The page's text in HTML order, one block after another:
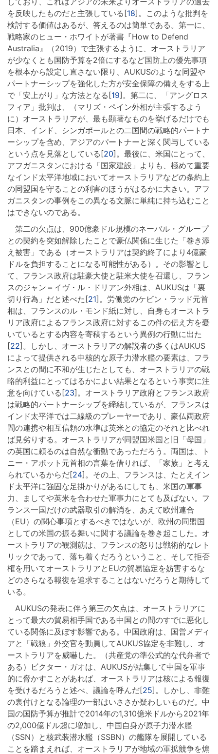
を反映したものだと主張している[18]。このような批判を
検討する価値はあるが、答えるのは簡単である。第一に、
戦略家のヒュー・ホワイトが著書『How to Defend
Australia』（2019）で主張するように、オーストラリア
が少なくとも国防予算を2倍にするなど国防上の優先事項
を根本から設定し直さない限り、AUKUSのような同盟や
パートナーシップを強化した方が安全保障の備えをする上
で「安上がり」な方法となる[19]。第二に、「アングロス
フィア」批判は、（マリズ・ペイン外相が主張するよう
に）オーストラリアが、最も顕著なものを挙げるだけでも
日本、インド、シンガポールとの二国間の戦略的パートナ
ーシップを含め、アジアのパートナーと深く関与している
という点を見落としている[20]。最後に、米国にとって、
アフガニスタンにおける「国家建設」よりも、極めて重要
なインド太平洋地域においてオーストラリアなどの条約上
の同盟国を守ることの利害のほうがはるかに大きい。アフ
ガニスタンの事例をこの異なる文脈に単純に持ち込むこと
はできないのである。
第二の欠点は、900億豪ドル規模のネーバル・グループ
との契約を突如解除したことで豪仏関係に生じた「巻き添
え被害」である（オーストラリアは契約終了により4億豪
ドルを負担することになる可能性がある）。その影響とし
て、フランス政府は駐豪大使と駐米大使を召還し、フラン
スのジャン＝イヴ・ル・ドリアン外相は、AUKUSは「裏
切り行為」だと述べた[21]。労働党のケビン・ラッド元首
相は、フランスのル・モンド紙に対し、自身もオーストラ
リア政府によるフランス政府に対するこの件の伝え方を憂
いているとする内容を寄稿するという異例の行動に出た
[22]。しかし、オーストラリアの解説者の多くはAUKUS
によって提供される中核的な原子力潜水艦の要素は、フラ
ンスとの間に不和が生じたとしても、オーストラリアの戦
略的利益にとってはるかによい結果となるという事実に注
意を向けている[23]。オーストラリア政府とフランス政府
は戦略的パートナーシップを締結しているが、フランスは
インド太平洋では二線級のプレーヤーであり、豪仏両政府
間の連携や相互信頼の水準は英米との協定のそれと比べれ
ば見劣りする。オーストラリアが同盟国米国と旧「母国」
の英国に頼るのは自然な衝動であっただろう。両国は、ト
ニー・アボット元首相の言葉を借りれば、「家族」と考え
られているからだ[24]。その上、フランスは、たとえイン
ド太平洋に強固な足掛かりがあるにしても、米国の軍事
力、ましてや英米を合わせた軍事力にとても及ばない。フ
ランス一国だけの武器取引の解消を、あえて欧州連合
（EU）の関心事項とするべきではないが、欧州の同盟国
としての米国の振る舞いに関する議論を巻き起こした。オ
ーストラリアの観測筋は、フランスの怒りは戦術的なレト
リックであって、落ち着くだろうということ、そして拒否
権を用いてオーストラリアとEUの貿易協定を妨害するな
どのさらなる報復を追求することはないだろうと期待して
いる。
AUKUSの発表に伴う第三の欠点は、オーストラリアに
とって最大の貿易相手国である中国との間のすでに悪化し
ている関係に及ぼす影響である。中国政府は、国営メディ
アと「戦狼」外交官を動員してAUKUS協定を非難し、オ
ーストラリアを威嚇した。（共産党の準公式的な代弁者で
ある）ビクター・ガオは、AUKUSが結集して中国を軍事
的に脅かすことがあれば、オーストラリアは核による報復
を受けるだろうと述べ、議論を呼んだ[25]。しかし、非難
の裏付けとなる論理の一部はいささか疑わしいものだ。中
国の国防予算が推計で2014年の1,310億米ドルから2021年
の2,000億ドル超に増加し、中国自身が原子力潜水艦
（SSN）と核武装潜水艦（SSBN）の艦隊を展開している
ことを踏まえれば、オーストラリアが地域の軍拡競争を煽